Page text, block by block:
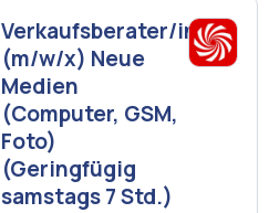
Verkaufsberater/in
(m/w/x) Neue
Medien
(Computer, GSM,
Foto)
(Geringfügig
samstags 7 Std.)